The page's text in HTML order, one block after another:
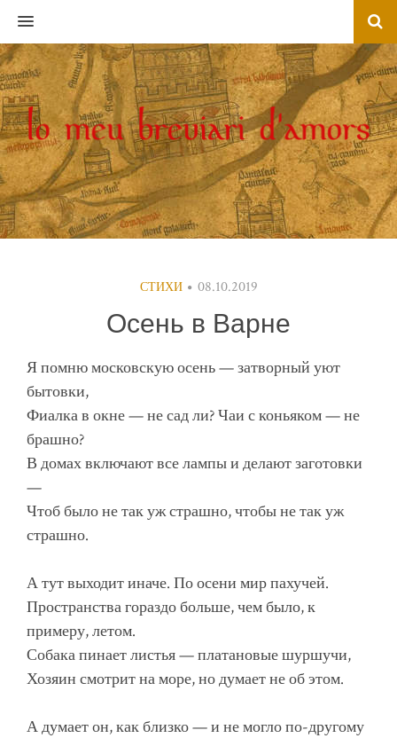
MENU
СТИХИ 08.10.2019
Осень в Варне
Я помню московскую осень — затворный уют
бытовки,
Фиалка в окне — не сад ли? Чаи с коньяком — не
брашно?
В домах включают все лампы и делают заготовки
—
Чтоб было не так уж страшно, чтобы не так уж
страшно.
А тут выходит иначе. По осени мир пахучей.
Пространства гораздо больше, чем было, к
примеру, летом.
Собака пинает листья — платановые шуршучи,
Хозяин смотрит на море, но думает не об этом.
А думает он, как близко — и не могло по-другому